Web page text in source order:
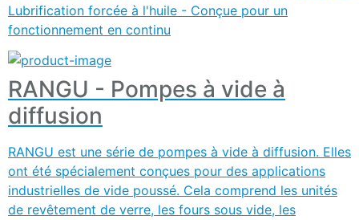
Lubrification forcée à l'huile - Conçue pour un
fonctionnement en continu
RANGU - Pompes à vide à
diffusion
RANGU est une série de pompes à vide à diffusion. Elles
ont été spécialement conçues pour des applications
industrielles de vide poussé. Cela comprend les unités
de revêtement de verre, les fours sous vide, les